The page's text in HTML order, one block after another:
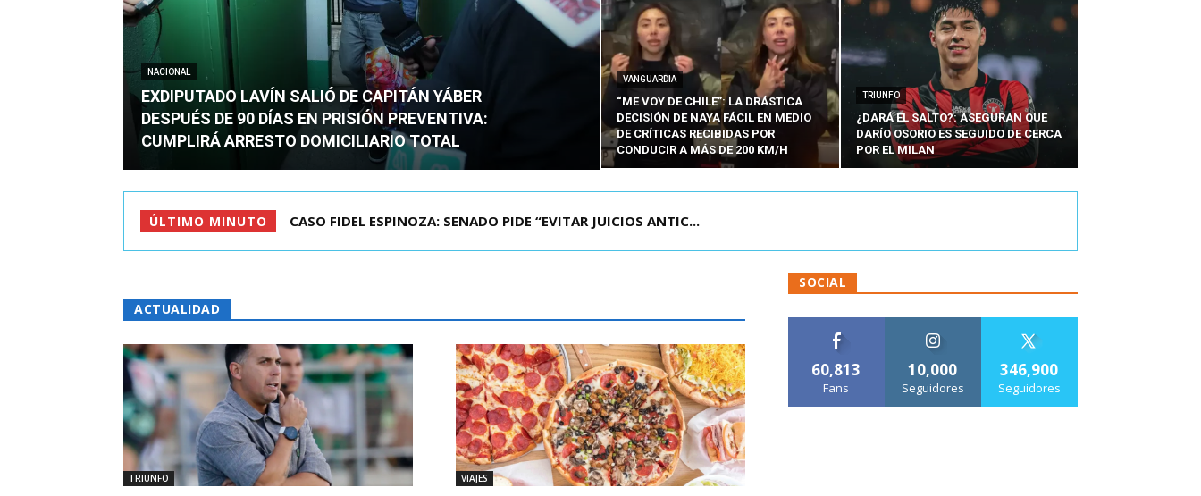
NACIONAL
EXDIPUTADO LAVÍN SALIÓ DE CAPITÁN YÁBER
DESPUÉS DE 90 DÍAS EN PRISIÓN PREVENTIVA:
CUMPLIRÁ ARRESTO DOMICILIARIO TOTAL
VANGUARDIA
“ME VOY DE CHILE”: LA DRÁSTICA
DECISIÓN DE NAYA FÁCIL EN MEDIO
DE CRÍTICAS RECIBIDAS POR
CONDUCIR A MÁS DE 200 KM/H
TRIUNFO
¿DARÁ EL SALTO?: ASEGURAN QUE
DARÍO OSORIO ES SEGUIDO DE CERCA
POR EL MILAN
ÚLTIMO MINUTO CASO FIDEL ESPINOZA: SENADO PIDE “EVITAR JUICIOS ANTIC...
TC ADMITE A TRÁMITE Y DECLARA ADMISIBLES LOS TRES REQU...
ACTUALIDAD
TRIUNFO VIAJES
SOCIAL
60,813
Fans
10,000
Seguidores
346,900
Seguidores